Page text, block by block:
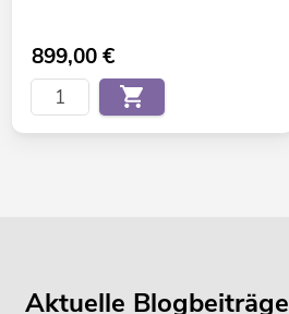
899,00€
Aktuelle Blogbeiträge